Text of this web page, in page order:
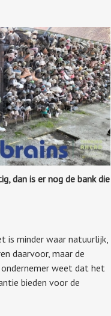
dan is er nog de bank die
minder waar natuurlijk,
daarvoor, maar de
weet dat het
bieden voor de